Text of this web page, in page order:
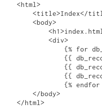
<html>
    <title>Index</title>
    <body>
        <h1>index.html</h1>
        <div>
            {% for db_record in db_records %}
            {{ db_record.id }}
            {{ db_record.db_text_column }}
            {{ db_record.db_num_column }}
            {% endfor %}
    </body>
</html>